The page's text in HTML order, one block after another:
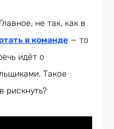
не так, как в
в команде — то
идёт о
Такое
рискнуть?